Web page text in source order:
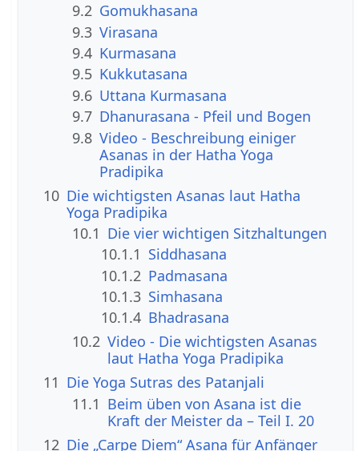
9.2 Gomukhasana
9.3 Virasana
9.4 Kurmasana
9.5 Kukkutasana
9.6 Uttana Kurmasana
9.7 Dhanurasana - Pfeil und Bogen
9.8 Video - Beschreibung einiger
Asanas in der Hatha Yoga
Pradipika
10 Die wichtigsten Asanas laut Hatha
Yoga Pradipika
10.1 Die vier wichtigen Sitzhaltungen
10.1.1 Siddhasana
10.1.2 Padmasana
10.1.3 Simhasana
10.1.4 Bhadrasana
10.2 Video - Die wichtigsten Asanas
laut Hatha Yoga Pradipika
11 Die Yoga Sutras des Patanjali
11.1 Beim üben von Asana ist die
Kraft der Meister da – Teil I. 20
12 Die „Carpe Diem“ Asana für Anfänger